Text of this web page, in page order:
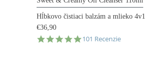
Hĺbkovo čistiaci balzám a mlieko 4v1
€36,90
4.9
101 Recenzie